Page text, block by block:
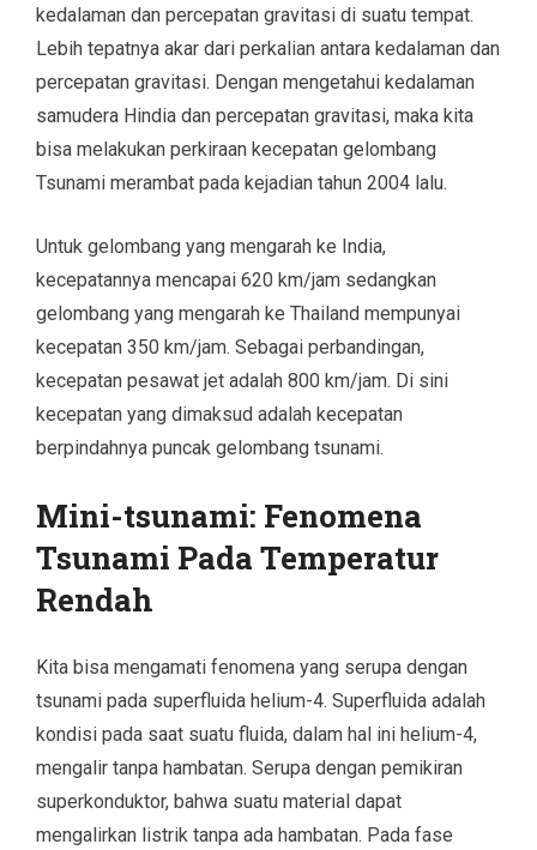
kedalaman dan percepatan gravitasi di suatu tempat.
Lebih tepatnya akar dari perkalian antara kedalaman dan
percepatan gravitasi. Dengan mengetahui kedalaman
samudera Hindia dan percepatan gravitasi, maka kita
bisa melakukan perkiraan kecepatan gelombang
Tsunami merambat pada kejadian tahun 2004 lalu.
Untuk gelombang yang mengarah ke India,
kecepatannya mencapai 620 km/jam sedangkan
gelombang yang mengarah ke Thailand mempunyai
kecepatan 350 km/jam. Sebagai perbandingan,
kecepatan pesawat jet adalah 800 km/jam. Di sini
kecepatan yang dimaksud adalah kecepatan
berpindahnya puncak gelombang tsunami.
Mini-tsunami: Fenomena
Tsunami Pada Temperatur
Rendah
Kita bisa mengamati fenomena yang serupa dengan
tsunami pada superfluida helium-4. Superfluida adalah
kondisi pada saat suatu fluida, dalam hal ini helium-4,
mengalir tanpa hambatan. Serupa dengan pemikiran
superkonduktor, bahwa suatu material dapat
mengalirkan listrik tanpa ada hambatan. Pada fase